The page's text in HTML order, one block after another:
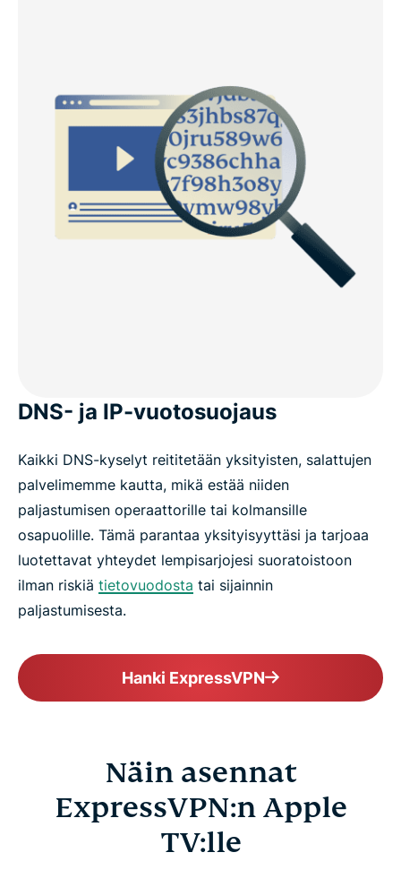
DNS- ja IP-vuotosuojaus
Kaikki DNS-kyselyt reititetään yksityisten, salattujen
palvelimemme kautta, mikä estää niiden
paljastumisen operaattorille tai kolmansille
osapuolille. Tämä parantaa yksityisyyttäsi ja tarjoaa
luotettavat yhteydet lempisarjojesi suoratoistoon
ilman riskiä tietovuodosta tai sijainnin
paljastumisesta.
Hanki ExpressVPN
Näin asennat
ExpressVPN:n Apple
TV:lle